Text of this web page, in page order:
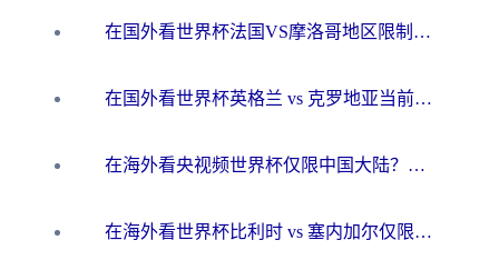
在国外看世界杯法国VS摩洛哥地区限制？这篇指南让你流畅看中文解说无压力
在国外看世界杯英格兰 vs 克罗地亚当前地区不可播放？这篇指南帮你搞定所有海外观赛难题
在海外看央视频世界杯仅限中国大陆？这篇指南帮你解锁中文解说+无卡顿直播
在海外看世界杯比利时 vs 塞内加尔仅限中国大陆？我找到了最流畅的中文解说之路